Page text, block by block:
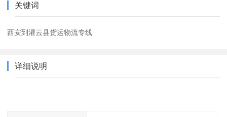
关键词
西安到灌云县货运物流专线
详细说明